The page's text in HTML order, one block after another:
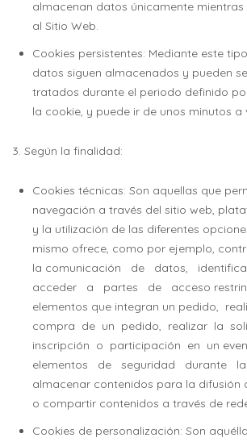
almacenan datos únicamente
al Sitio Web.
Cookies persistentes: Mediante este
datos siguen almacenados y pueden
tratados durante el periodo definido
la cookie, y puede ir de unos minutos a
3. Según la finalidad:
Cookies técnicas: Son aquellas que
navegación a través del sitio web,
y la utilización de las diferentes
mismo ofrece, como por ejemplo,
la comunicación de datos,
acceder a partes de acceso
elementos que integran un pedido,
compra de un pedido, realizar la
inscripción o participación en un
elementos de seguridad durante
almacenar contenidos para la difusión
o compartir contenidos a través de
Cookies de personalización: Son